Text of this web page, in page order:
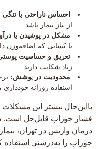
احساس ناراحتی یا
از نیاز بیمار باشد.
مشکل در پوشیدن یا
یا کسانی که اضافه‌وزن
تعریق و حساسیت
زیاد شکایت دارند.
محدودیت در پوشش:
استفاده روزانه خودداری
بااین‌حال بیشتر این
فشار جوراب قابل‌حل است. در
درمان واریس در تهران،
جوراب را به‌درستی استفاده